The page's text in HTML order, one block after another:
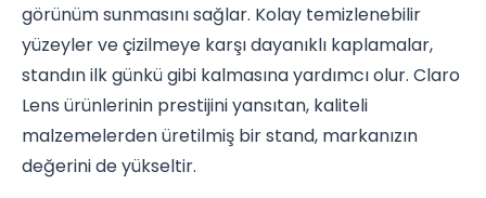
görünüm sunmasını sağlar. Kolay temizlenebilir
yüzeyler ve çizilmeye karşı dayanıklı kaplamalar,
standın ilk günkü gibi kalmasına yardımcı olur. Claro
Lens ürünlerinin prestijini yansıtan, kaliteli
malzemelerden üretilmiş bir stand, markanızın
değerini de yükseltir.